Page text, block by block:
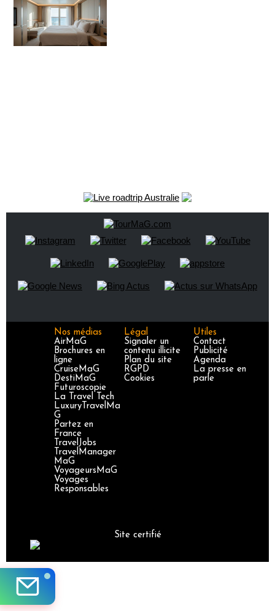
Nos médias
AirMaG
Brochures en
ligne
CruiseMaG
DestiMaG
Futuroscopie
La Travel Tech
LuxuryTravelMa
G
Partez en
France
TravelJobs
TravelManager
MaG
VoyageursMaG
Voyages
Responsables
Légal
Signaler un
contenu illicite
Plan du site
RGPD
Cookies
Utiles
Contact
Publicité
Agenda
La presse en
parle
Site certifié